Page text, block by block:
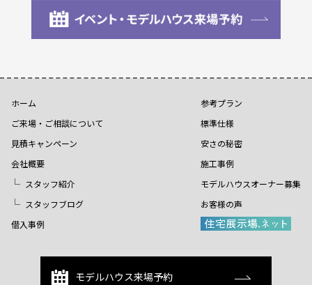
ホーム
ご来場・ご相談について
見積キャンペーン
会社概要
スタッフ紹介
スタッフブログ
借入事例
参考プラン
標準仕様
安さの秘密
施工事例
モデルハウスオーナー募集
お客様の声
モデルハウス来場予約